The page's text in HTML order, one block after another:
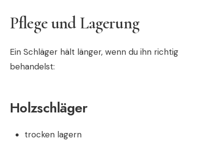
Pflege und Lagerung
Ein Schläger hält länger, wenn du ihn richtig
behandelst:
Holzschläger
trocken lagern